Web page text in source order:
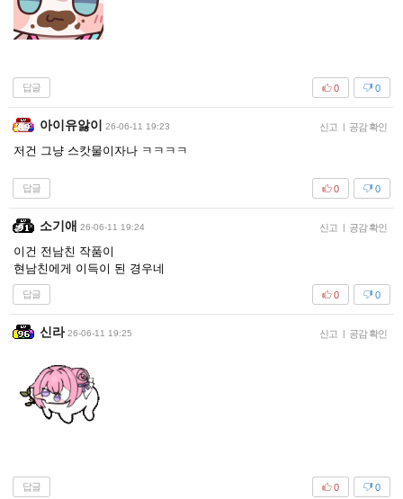
답글 0
0
아이유앓이 26-06-11 19:23 신고 | 공감 확인
저건 그냥 스캇물이자나 ㅋㅋㅋㅋ
답글 0
0
소기애 26-06-11 19:24 신고 | 공감 확인
이건 전남친 작품이
현남친에게 이득이 된 경우네
답글 0
0
신라 26-06-11 19:25 신고 | 공감 확인
답글 0
0